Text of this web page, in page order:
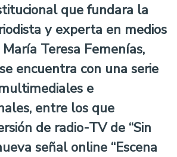
que fundara la
y experta en medios
Teresa Femenías,
encuentra con una serie
e
entre los que
de radio-TV de “Sin
señal online “Escena